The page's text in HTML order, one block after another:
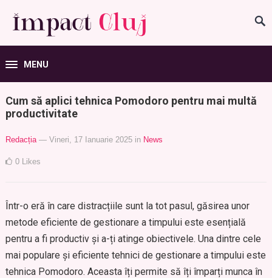
MENU
Cum să aplici tehnica Pomodoro pentru mai multă
productivitate
Redacția — Vineri, 17 Ianuarie 2025 in News
0 Likes
Într-o eră în care distracțiile sunt la tot pasul, găsirea unor
metode eficiente de gestionare a timpului este esențială
pentru a fi productiv și a-ți atinge obiectivele. Una dintre cele
mai populare și eficiente tehnici de gestionare a timpului este
tehnica Pomodoro. Aceasta îți permite să îți împarți munca în